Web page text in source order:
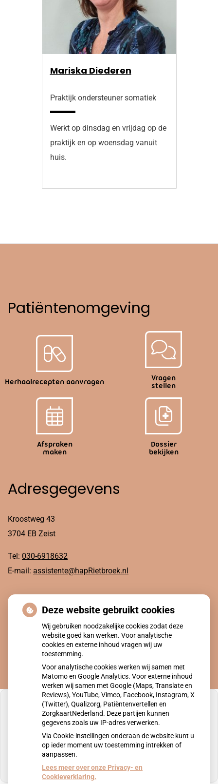
Mariska Diederen
Praktijk ondersteuner somatiek
Werkt op dinsdag en vrijdag op de
praktijk en op woensdag vanuit
huis.
Patiëntenomgeving
Herhaalrecepten aanvragen
Vragen
stellen
Afspraken
maken
Dossier
bekijken
Adresgegevens
Kroostweg 43
3704 EB Zeist
Tel: 030-6918632
E-mail: assistente@hapRietbroek.nl
Ga zelf na of het zinvol is
om een afspraak te maken
U heeft geen toestemming gegeven voor
externe inhoud die nodig is om dit te zien.
Cookie-instellingen wijzigen
Deze website gebruikt cookies
Wij gebruiken noodzakelijke cookies zodat deze
website goed kan werken. Voor analytische
cookies en externe inhoud vragen wij uw
toestemming.
Voor analytische cookies werken wij samen met
Matomo en Google Analytics. Voor externe inhoud
werken wij samen met Google (Maps, Translate en
Reviews), YouTube, Vimeo, Facebook, Instagram, X
(Twitter), Qualizorg, Patiëntenvertellen en
ZorgkaartNederland. Deze partijen kunnen
gegevens zoals uw IP-adres verwerken.
Via Cookie-instellingen onderaan de website kunt u
op ieder moment uw toestemming intrekken of
aanpassen.
Lees meer over onze Privacy- en
Cookieverklaring.